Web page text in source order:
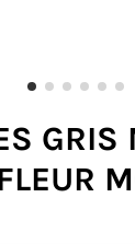
GRIS